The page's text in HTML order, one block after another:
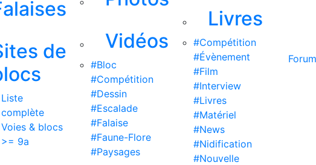
de
Liste
complète
Voies & blocs
>= 9a
Vidéos
#Bloc
#Compétition
#Dessin
#Escalade
#Falaise
#Faune-Flore
#Paysages
Livres
#Compétition
#Évènement
#Film
#Interview
#Livres
#Matériel
#News
#Nidification
#Nouvelle
Forum